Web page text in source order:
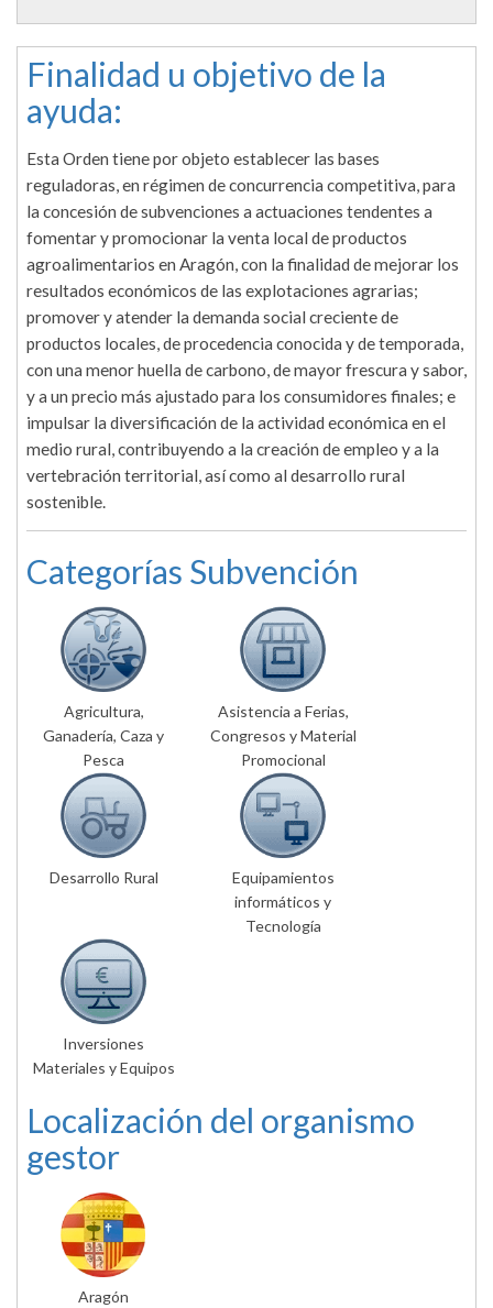
Finalidad u objetivo de la
ayuda:
Esta Orden tiene por objeto establecer las bases
reguladoras, en régimen de concurrencia competitiva, para
la concesión de subvenciones a actuaciones tendentes a
fomentar y promocionar la venta local de productos
agroalimentarios en Aragón, con la finalidad de mejorar los
resultados económicos de las explotaciones agrarias;
promover y atender la demanda social creciente de
productos locales, de procedencia conocida y de temporada,
con una menor huella de carbono, de mayor frescura y sabor,
y a un precio más ajustado para los consumidores finales; e
impulsar la diversificación de la actividad económica en el
medio rural, contribuyendo a la creación de empleo y a la
vertebración territorial, así como al desarrollo rural
sostenible.
Categorías Subvención
Agricultura,
Ganadería, Caza y
Pesca
Asistencia a Ferias,
Congresos y Material
Promocional
Desarrollo Rural
Equipamientos
informáticos y
Tecnología
Inversiones
Materiales y Equipos
Localización del organismo
gestor
Aragón